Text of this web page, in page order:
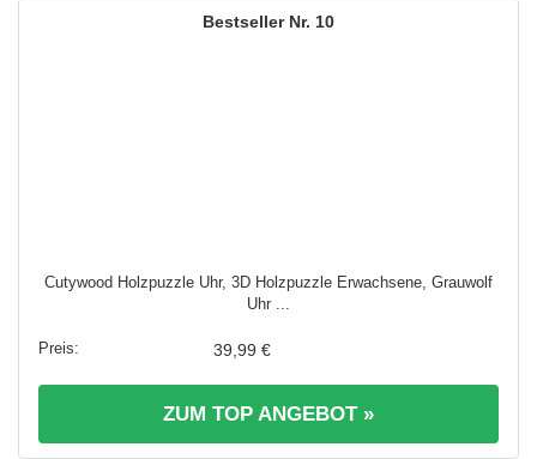
10
Cutywood Holzpuzzle Uhr, 3D Holzpuzzle Erwachsene, Grauwolf
Uhr ...
39,99 €
ZUM TOP ANGEBOT »